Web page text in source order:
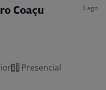
Coaçu
3 ago
Presencial